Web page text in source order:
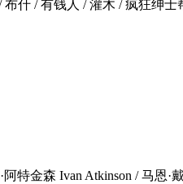
/ 有钱人 / 灌木 / 疯狂绅士
金森 Ivan Atkinson / 马恩·戴